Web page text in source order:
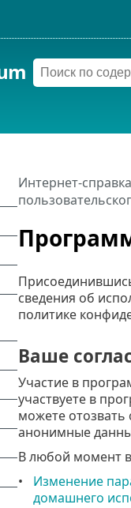
Интернет-справка
сведения об
политике
Ваше
Участие в
участвуете в
можете отозвать
анонимные
В любой момент
Изменение
домашнего